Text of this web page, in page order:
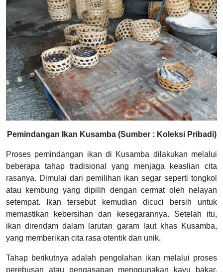
Pemindangan Ikan Kusamba (Sumber : Koleksi Pribadi)
Proses pemindangan ikan di Kusamba dilakukan melalui
beberapa tahap tradisional yang menjaga keaslian cita
rasanya. Dimulai dari pemilihan ikan segar seperti tongkol
atau kembung yang dipilih dengan cermat oleh nelayan
setempat. Ikan tersebut kemudian dicuci bersih untuk
memastikan kebersihan dan kesegarannya. Setelah itu,
ikan direndam dalam larutan garam laut khas Kusamba,
yang memberikan cita rasa otentik dan unik.
Tahap berikutnya adalah pengolahan ikan melalui proses
perebusan atau pengasapan menggunakan kayu bakar.